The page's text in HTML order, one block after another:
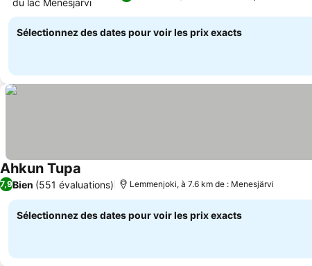
du lac Menesjärvi
Sélectionnez des dates pour voir les prix exacts
Ahkun Tupa Consulter les prix
7,9Bien (551 évaluations) Lemmenjoki, à 7.6 km de : Menesjärvi
Sélectionnez des dates pour voir les prix exacts